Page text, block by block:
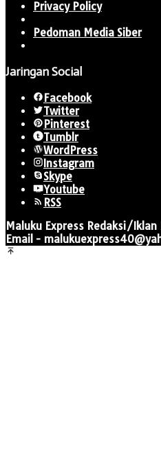
Privacy Policy
Pedoman Media Siber
Jaringan Social
Facebook
Twitter
Pinterest
Tumblr
WordPress
Instagram
Skype
Youtube
RSS
Maluku Express Redaksi/
Email -